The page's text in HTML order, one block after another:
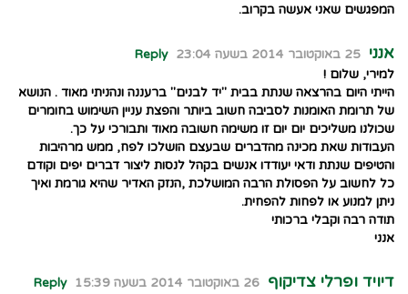
המפגשים שאני אעשה בקרוב.
אנני 25 באוקטובר 2014 בשעה 23:04
Reply
למירי, שלום !
הייתי היום בהרצאה שנתת בבית "יד לבנים" ברעננה ונהניתי מאוד . הנושא
של תרומת האומנות לסביבה חשוב ביותר והפצת עניין השימוש בחומרים
שכולנו משליכים יום יום זו משימה חשובה מאוד ותבורכי על כך.
העבודות שאת מכינה מהדברים שבעצם הושלכו לפח, ממש מרהיבות
והטיפים שנתת ודאי יעודדו אנשים בקהל לנסות ליצור דברים יפים וקודם
כל לחשוב על הפסולת הרבה המושלכת ,הנזק האדיר שהיא גורמת ואיך
ניתן למנוע או לפחות להפחית.
תודה רבה וקבלי ברכותי
אנני
דיויד ופרלי צדיקוף 26 באוקטובר 2014 בשעה 15:39
Reply